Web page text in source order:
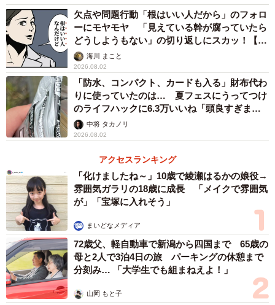
欠点や問題行動「根はいい人だから」のフォロ
ーにモヤモヤ 「見えている幹が腐っていたら
どうしようもない」の切り返しにスカッ！【漫
画】海川 まこと
2026.08.02
「防水、コンパクト、カードも入る」財布代わ
りに使っていたのは… 夏フェスにうってつけ
のライフハックに6.3万いいね「頭良すぎま
す」中将 タカノリ
2026.08.02
アクセスランキング
「化けましたね～」10歳で綾瀬はるかの娘役→
雰囲気ガラリの18歳に成長 「メイクで雰囲気
が」「宝塚に入れそう」
まいどなメディア
72歳父、軽自動車で新潟から四国まで 65歳の
母と2人で3泊4日の旅 パーキングの休憩まで
分刻み… 「大学生でも組まねえよ！」
山岡 もと子